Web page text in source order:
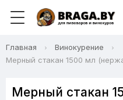
Главная
Винокурение
Мерный стакан 1500 мл
Мерный стакан